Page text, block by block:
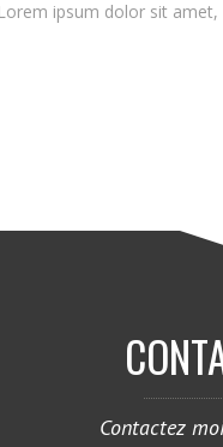
ipsum dolor sit amet,
Contactez